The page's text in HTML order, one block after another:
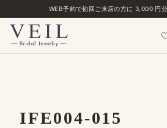
WEB予約で​初回ご来店の​方に​ 3,000 円
IFE004-015